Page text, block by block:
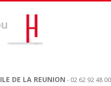
ILE DE LA REUNION - 02 62 92 48 00